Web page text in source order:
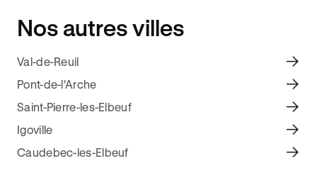
Nos autres villes
Val-de-Reuil
Pont-de-l'Arche
Saint-Pierre-les-Elbeuf
Igoville
Caudebec-les-Elbeuf